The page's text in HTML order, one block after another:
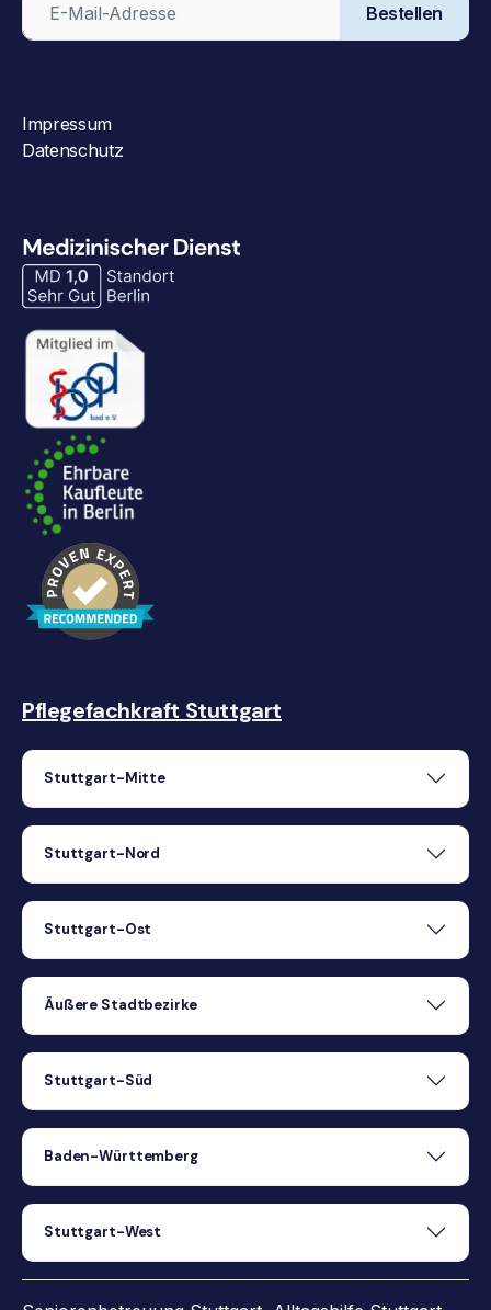
Bestellen
Impressum
Datenschutz
Pflegefachkraft Stuttgart
Stuttgart-Mitte
Stuttgart-Nord
Stuttgart-Ost
Äußere Stadtbezirke
Stuttgart-Süd
Baden-Württemberg
Stuttgart-West